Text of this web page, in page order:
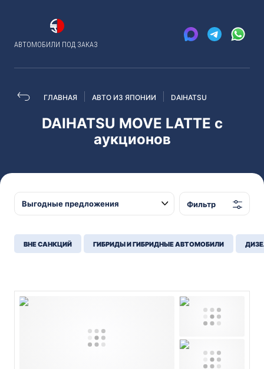
АВТОМОБИЛИ ПОД ЗАКАЗ
ГЛАВНАЯ АВТО ИЗ ЯПОНИИ DAIHATSU
DAIHATSU MOVE LATTE с
аукционов
Фильтр
ВНЕ САНКЦИЙ ГИБРИДЫ И ГИБРИДНЫЕ АВТОМОБИЛИ